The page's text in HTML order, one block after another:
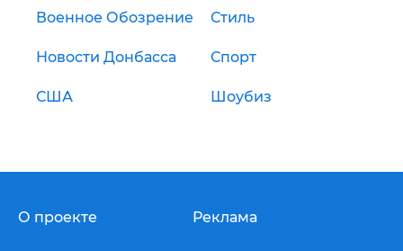
Военное Обозрение Стиль
Новости Донбасса Спорт
США Шоубиз
О проекте Реклама